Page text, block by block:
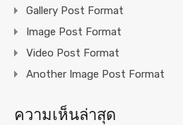
Gallery Post Format
Image Post Format
Video Post Format
Another Image Post Format
ความเห็นล่าสุด